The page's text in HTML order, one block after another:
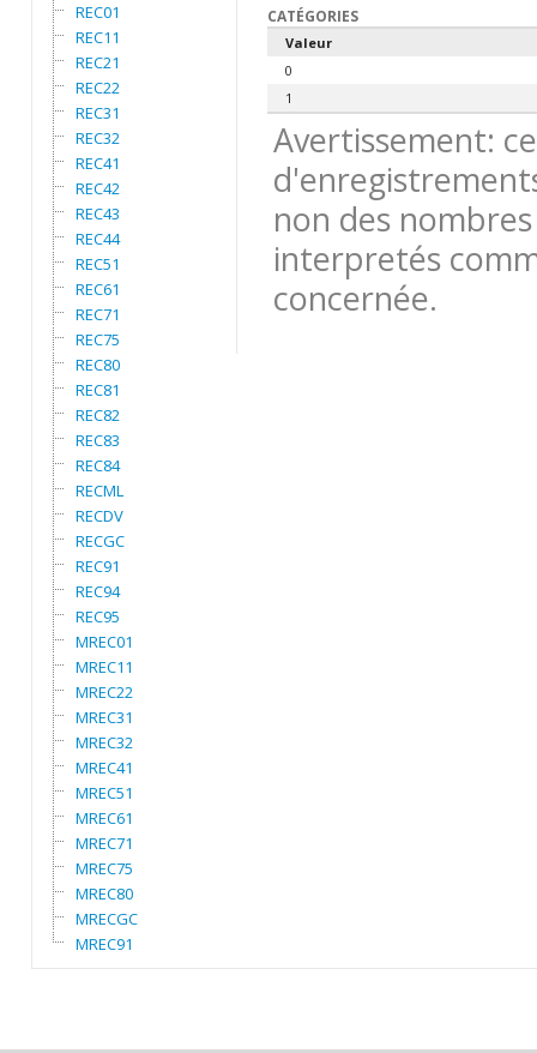
REC01
REC11
REC21
REC22
REC31
REC32
REC41
REC42
REC43
REC44
REC51
REC61
REC71
REC75
REC80
REC81
REC82
REC83
REC84
RECML
RECDV
RECGC
REC91
REC94
REC95
MREC01
MREC11
MREC22
MREC31
MREC32
MREC41
MREC51
MREC61
MREC71
MREC75
MREC80
MRECGC
MREC91
CATÉGORIES
Valeur
0
1
Avertissement:
non des
interpretés
concernée.